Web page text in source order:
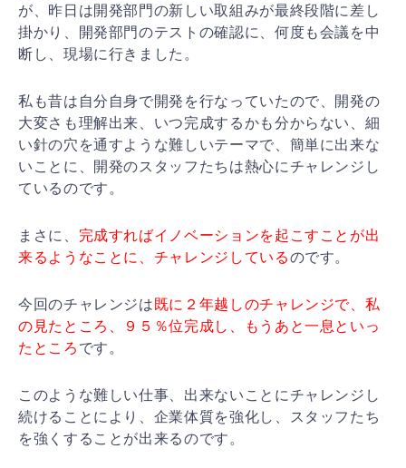
が、昨日は開発部門の新しい取組みが最終段階に差し
掛かり、開発部門のテストの確認に、何度も会議を中
断し、現場に行きました。
私も昔は自分自身で開発を行なっていたので、開発の
大変さも理解出来、いつ完成するかも分からない、細
い針の穴を通すような難しいテーマで、簡単に出来な
いことに、開発のスタッフたちは熱心にチャレンジし
ているのです。
まさに、 完成すればイノベーションを起こすことが出
来るようなことに、チャレンジしているのです。
今回のチャレンジは 既に２年越しのチャレンジで、私
の見たところ、９５％位完成し、もうあと一息といっ
たところ です。
このような難しい仕事、出来ないことにチャレンジし
続けることにより、企業体質を強化し、スタッフたち
を強くすることが出来るのです。